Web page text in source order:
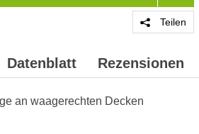
Teilen
Datenblatt Rezensionen
an waagerechten Decken